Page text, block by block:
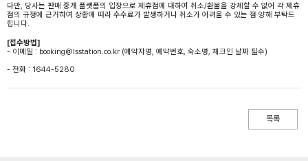
다만, 당사는 판매 중개 플랫폼의 입장으로 제휴점에 대하여 취소/환불을 강제할 수 없어 각 제휴
점의 규정에 근거하여 상황에 따라 수수료가 발생하거나 취소가 어려울 수 있는 점 양해 부탁드
립니다.
[접수방법]
- 이메일 : booking@lsstation.co.kr (예약자명, 예약번호, 숙소명, 체크인 날짜 필수)
- 전화 : 1644-5280
목록